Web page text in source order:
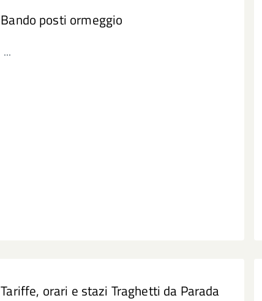
Bando posti ormeggio
...
Tariffe, orari e stazi Traghetti da Parada